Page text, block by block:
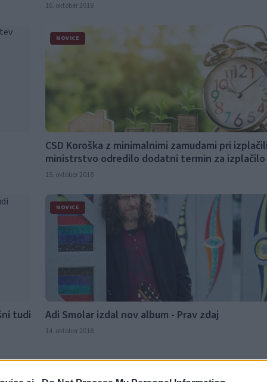
16. oktober 2018
NOVICE
CSD Koroška z minimalnimi zamudami pri
ministrstvo odredilo dodatni termin za
15. oktober 2018
tudi
NOVICE
Adi Smolar izdal nov album - Prav zdaj
14. oktober 2018